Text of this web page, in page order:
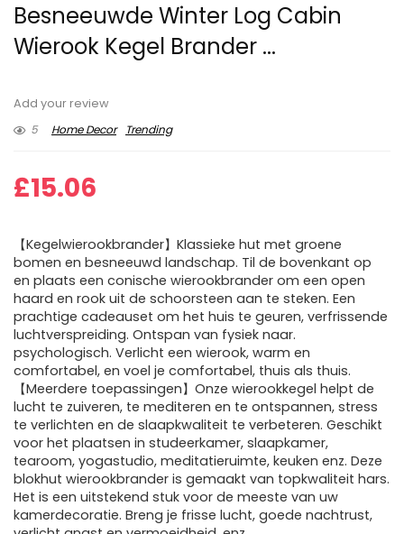
Besneeuwde Winter Log Cabin
Wierook Kegel Brander ...
Add your review
5
Home Decor Trending
£15.06
【Kegelwierookbrander】Klassieke hut met groene
bomen en besneeuwd landschap. Til de bovenkant op
en plaats een conische wierookbrander om een open
haard en rook uit de schoorsteen aan te steken. Een
prachtige cadeauset om het huis te geuren, verfrissende
luchtverspreiding. Ontspan van fysiek naar.
psychologisch. Verlicht een wierook, warm en
comfortabel, en voel je comfortabel, thuis als thuis.
【Meerdere toepassingen】Onze wierookkegel helpt de
lucht te zuiveren, te mediteren en te ontspannen, stress
te verlichten en de slaapkwaliteit te verbeteren. Geschikt
voor het plaatsen in studeerkamer, slaapkamer,
tearoom, yogastudio, meditatieruimte, keuken enz. Deze
blokhut wierookbrander is gemaakt van topkwaliteit hars.
Het is een uitstekend stuk voor de meeste van uw
kamerdecoratie. Breng je frisse lucht, goede nachtrust,